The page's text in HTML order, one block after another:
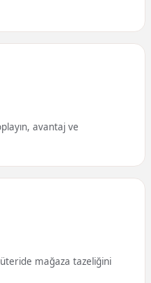
avantaj ve
mağaza tazeliğini